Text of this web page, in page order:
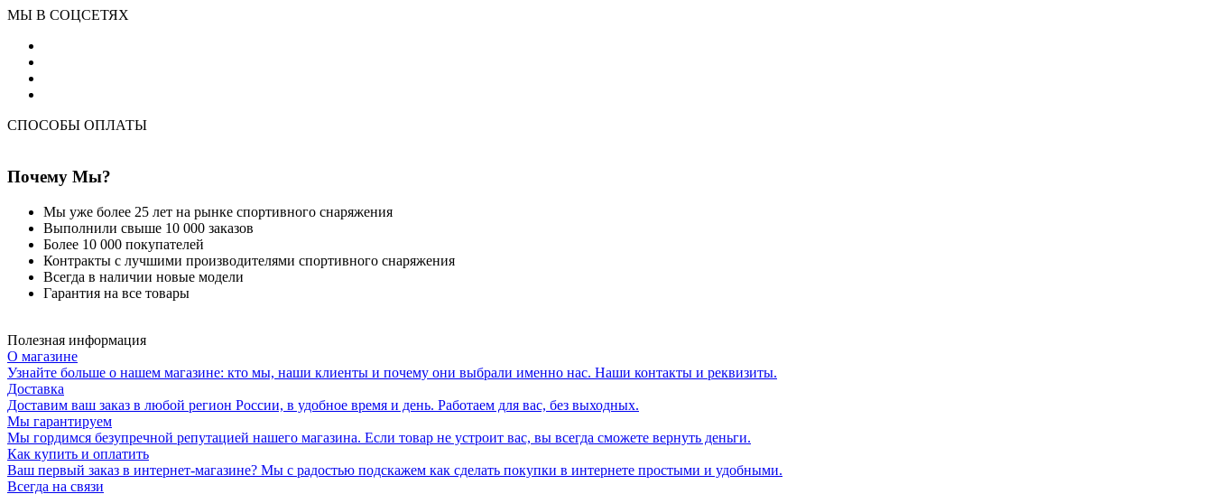
МЫ В СОЦСЕТЯХ
СПОСОБЫ ОПЛАТЫ
Почему Мы?
Мы уже более 25 лет на рынке спортивного снаряжения
Выполнили свыше 10 000 заказов
Более 10 000 покупателей
Контракты с лучшими производителями спортивного снаряжения
Всегда в наличии новые модели
Гарантия на все товары
Полезная информация
О магазине
Узнайте больше о нашем магазине: кто мы, наши клиенты и почему они выбрали именно нас. Наши контакты и реквизиты.
Доставка
Доставим ваш заказ в любой регион России, в удобное время и день. Работаем для вас, без выходных.
Мы гарантируем
Мы гордимся безупречной репутацией нашего магазина. Если товар не устроит вас, вы всегда сможете вернуть деньги.
Как купить и оплатить
Ваш первый заказ в интернет-магазине? Мы с радостью подскажем как сделать покупки в интернете простыми и удобными.
Всегда на связи